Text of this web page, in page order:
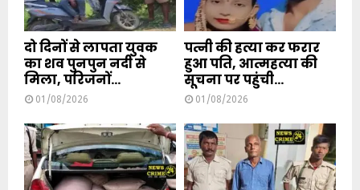
दो दिनों से लापता युवक
का शव पुनपुन नदी से
मिला, परिजनों...
01/08/2026
पत्नी की हत्या कर फरार
हुआ पति, आत्महत्या की
सूचना पर पहुंची...
01/08/2026